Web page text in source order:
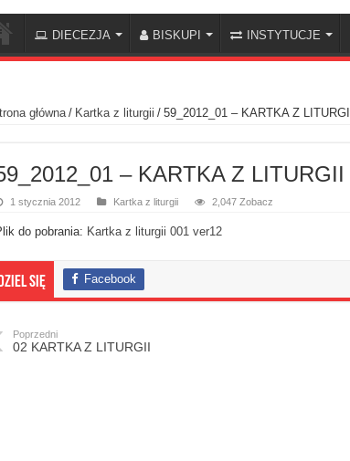
DIECEZJA BISKUPI INSTYTUCJE
główna / Kartka z liturgii / 59_2012_01 – KARTKA Z LITURGII
– KARTKA Z LITURGII
1 stycznia 2012 Kartka z liturgii 2,047 Zobacz
do pobrania: Kartka z liturgii 001 ver12
się Facebook
Poprzedni
02 KARTKA Z LITURGII